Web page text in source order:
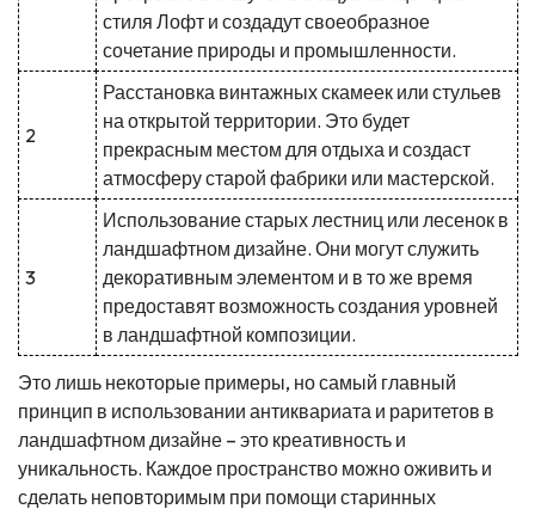
стиля Лофт и создадут своеобразное
сочетание природы и промышленности.
2
Расстановка винтажных скамеек или стульев
на открытой территории. Это будет
прекрасным местом для отдыха и создаст
атмосферу старой фабрики или мастерской.
3
Использование старых лестниц или лесенок в
ландшафтном дизайне. Они могут служить
декоративным элементом и в то же время
предоставят возможность создания уровней
в ландшафтной композиции.
Это лишь некоторые примеры, но самый главный
принцип в использовании антиквариата и раритетов в
ландшафтном дизайне – это креативность и
уникальность. Каждое пространство можно оживить и
сделать неповторимым при помощи старинных